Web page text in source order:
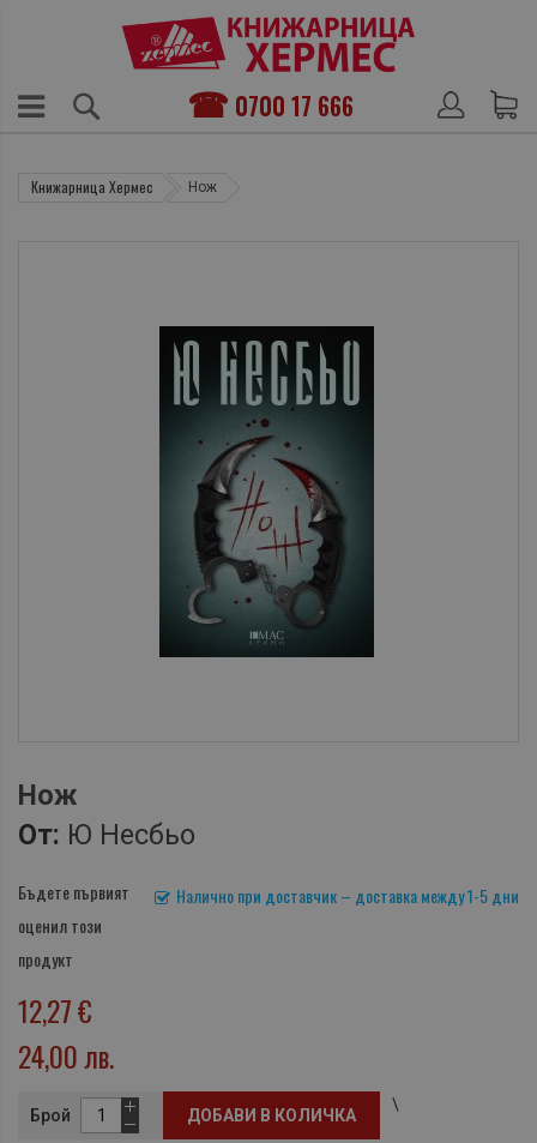
0700 17 666
Книжарница Хермес Нож
Нож
От: Ю Несбьо
Налично при доставчик – доставка между 1-5 дни
Бъдете първият
оценил този
продукт
12,27 €
24,00 лв.
Брой ДОБАВИ В КОЛИЧКА
\